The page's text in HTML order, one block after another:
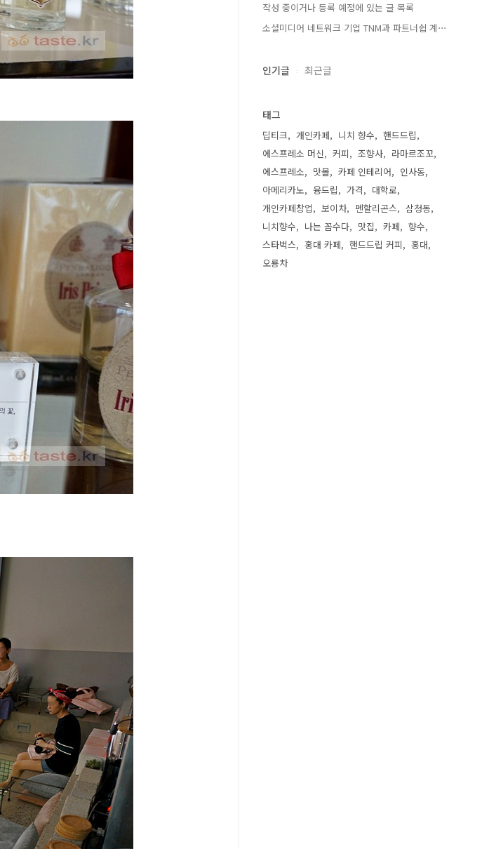
작성 중이거나 등록 예정에 있는 글 목록
소셜미디어 네트워크 기업 TNM과 파트너쉽 계⋯
인기글 최근글
태그
딥티크 개인카페 니치 향수
핸드드립
에스프레소 머신
커피 조향사
라마르조꼬
에스프레소
맛볼 카페 인테리어
인사동
아메리카노
융드립 가격
대학로
개인카페창업
보이차 펜할리곤스
삼청동
니치향수
나는 꼼수다 맛집 카페
향수
스타벅스
홍대 카페 핸드드립 커피
홍대
오룡차